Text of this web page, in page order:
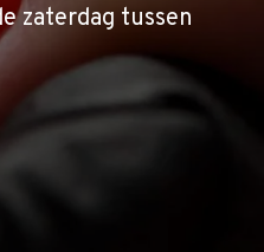
zaterdag tussen